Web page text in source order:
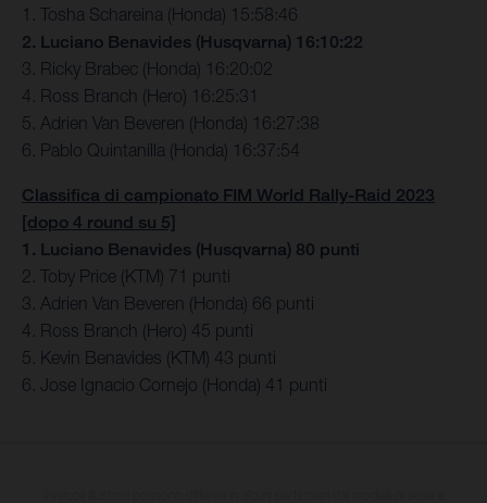
1. Tosha Schareina (Honda) 15:58:46
2. Luciano Benavides (Husqvarna) 16:10:22
3. Ricky Brabec (Honda) 16:20:02
4. Ross Branch (Hero) 16:25:31
5. Adrien Van Beveren (Honda) 16:27:38
6. Pablo Quintanilla (Honda) 16:37:54
Classifica di campionato FIM World Rally-Raid 2023
[dopo 4 round su 5]
1. Luciano Benavides (Husqvarna) 80 punti
2. Toby Price (KTM) 71 punti
3. Adrien Van Beveren (Honda) 66 punti
4. Ross Branch (Hero) 45 punti
5. Kevin Benavides (KTM) 43 punti
6. Jose Ignacio Cornejo (Honda) 41 punti